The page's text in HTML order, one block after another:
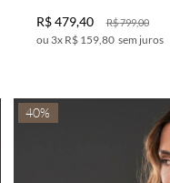
R$799,00
R$ 479,40
3x R$ 159,80 sem juros
40%